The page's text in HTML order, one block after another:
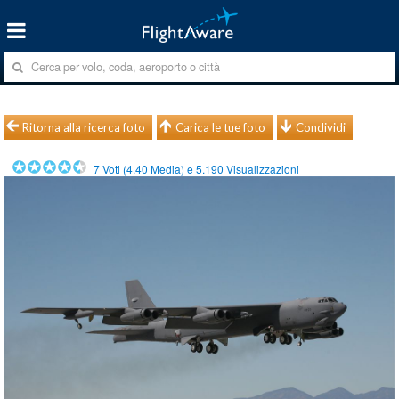
Ritorna alla ricerca foto Carica le tue foto Condividi
7Voti (4.40 Media) e5.190 Visualizzazioni